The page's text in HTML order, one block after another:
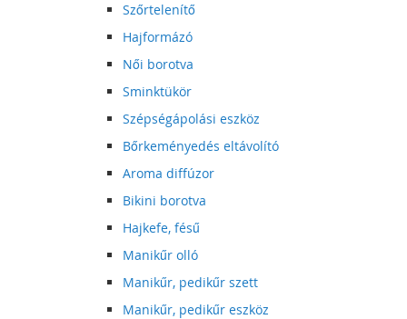
Szőrtelenítő
Hajformázó
Női borotva
Sminktükör
Szépségápolási eszköz
Bőrkeményedés eltávolító
Aroma diffúzor
Bikini borotva
Hajkefe, fésű
Manikűr olló
Manikűr, pedikűr szett
Manikűr, pedikűr eszköz